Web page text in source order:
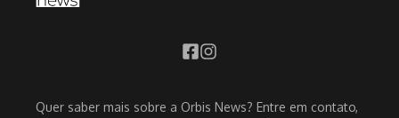
Quer saber mais sobre a Orbis News? Entre em contato,